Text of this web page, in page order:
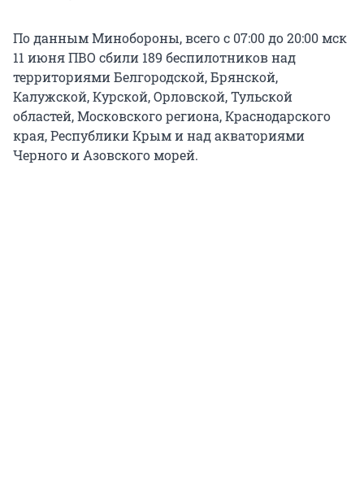
По данным Минобороны, всего с 07:00 до 20:00 мск
11 июня ПВО сбили 189 беспилотников над
территориями Белгородской, Брянской,
Калужской, Курской, Орловской, Тульской
областей, Московского региона, Краснодарского
края, Республики Крым и над акваториями
Черного и Азовского морей.